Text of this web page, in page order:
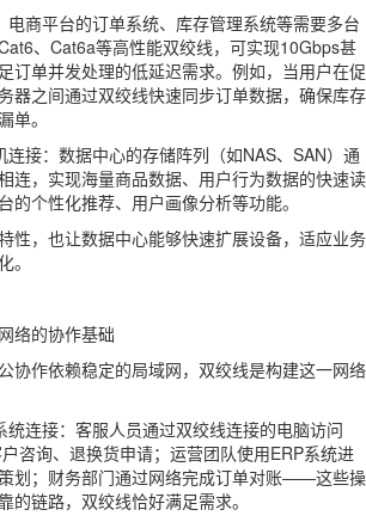
电商平台的订单系统、库存管理系统等需要多台
、Cat6a等高性能双绞线，可实现10Gbps甚
订单并发处理的低延迟需求。例如，当用户在促
器之间通过双绞线快速同步订单数据，确保库存
单。
接：数据中心的存储阵列（如NAS、SAN）通
连，实现海量商品数据、用户行为数据的快速读
的个性化推荐、用户画像分析等功能。
性，也让数据中心能够快速扩展设备，适应业务
。
络的协作基础
协作依赖稳定的局域网，双绞线是构建这一网络
统连接：客服人员通过双绞线连接的电脑访问
咨询、退换货申请；运营团队使用ERP系统进
划；财务部门通过网络完成订单对账——这些操
的链路，双绞线恰好满足需求。